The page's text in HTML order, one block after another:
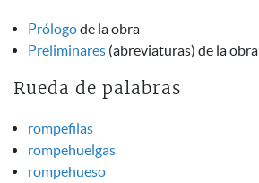
Prólogode la obra
Preliminares (abreviaturas) de la obra
Rueda de palabras
rompefilas
rompehuelgas
rompehueso